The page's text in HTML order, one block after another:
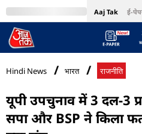
Aaj Tak ई-
MumbaiTak Cosmopolitan
Hindi News भारत राजनीति
यूपी उपचुनाव में 3 दल-3
सपा और BSP ने किला